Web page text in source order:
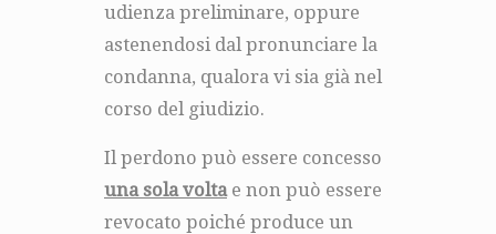
udienza preliminare, oppure
astenendosi dal pronunciare la
condanna, qualora vi sia già nel
corso del giudizio.
Il perdono può essere concesso
una sola voltae non può essere
revocato poiché produce un